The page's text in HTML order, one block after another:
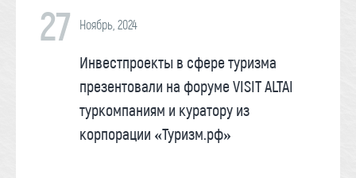
27 Ноябрь, 2024
Инвестпроекты в сфере туризма
презентовали на форуме VISIT ALTAI
туркомпаниям и куратору из
корпорации «Туризм.рф»